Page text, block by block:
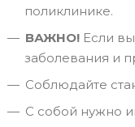
поликлинике.
ВАЖНО! Если
заболевания и
Соблюдайте
С собой нужно